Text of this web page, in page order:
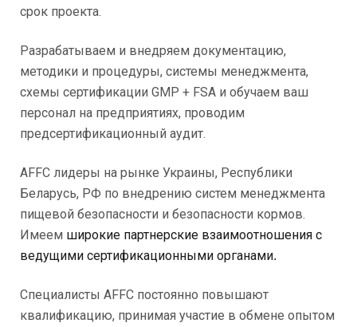
срок проекта.
Разрабатываем и внедряем документацию,
методики и процедуры, системы менеджмента,
схемы сертификации GMP + FSA и обучаем ваш
персонал на предприятиях, проводим
предсертификационный аудит.
AFFC лидеры на рынке Украины, Республики
Беларусь, РФ по внедрению систем менеджмента
пищевой безопасности и безопасности кормов.
Имеем широкие партнерские взаимоотношения с
ведущими сертификационными органами.
Специалисты AFFC постоянно повышают
квалификацию, принимая участие в обмене опытом